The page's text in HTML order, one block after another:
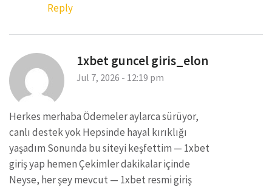
Reply
1xbet guncel giris_elon
Jul 7, 2026 - 12:19 pm
Herkes merhaba Ödemeler aylarca sürüyor,
canlı destek yok Hepsinde hayal kırıklığı
yaşadım Sonunda bu siteyi keşfettim — 1xbet
giriş yap hemen Çekimler dakikalar içinde
Neyse, her şey mevcut — 1xbet resmi giriş